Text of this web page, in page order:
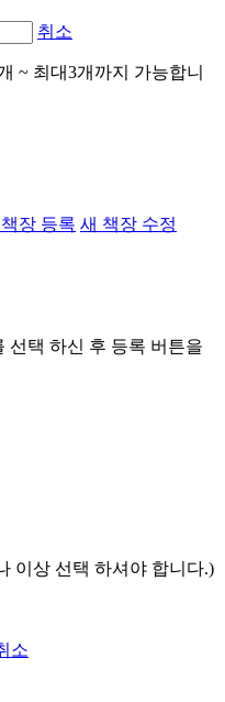
취소
~ 최대3개까지 가능합니
장 등록 새 책장 수정
선택 하신 후 등록 버튼을
이상 선택 하셔야 합니다.)
소